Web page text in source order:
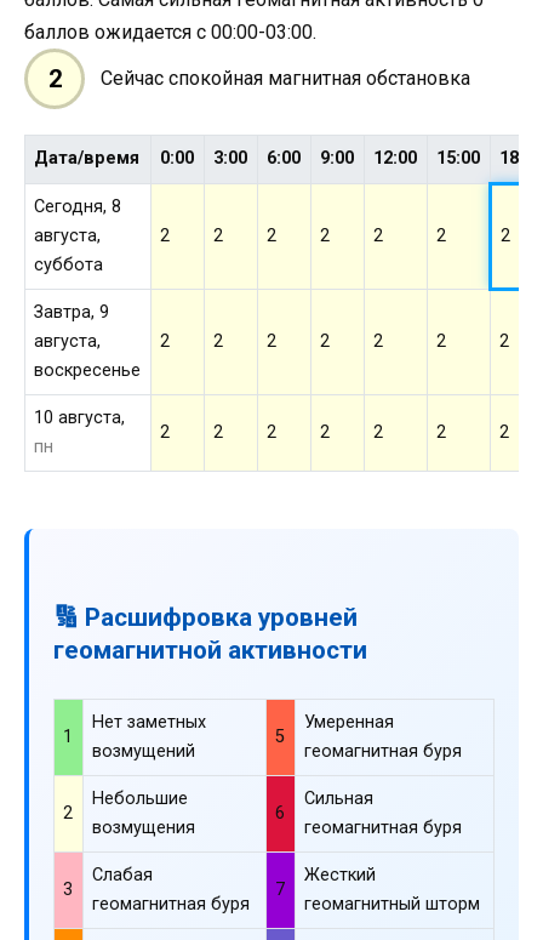
баллов ожидается с 00:00-03:00.
2 Сейчас спокойная магнитная обстановка
Дата/время 0:00 3:00 6:00 9:00 12:00 15:00 18:00
Сегодня, 8
августа,
суббота
2 2 2 2 2 2 2
Завтра, 9
августа,
воскресенье
2 2 2 2 2 2 2
10 августа,
пн
2 2 2 2 2 2 2
🔢 Расшифровка уровней
геомагнитной активности
1
Нет заметных
возмущений
5
Умеренная
геомагнитная буря
2
Небольшие
возмущения
6
Сильная
геомагнитная буря
3
Слабая
геомагнитная буря
7
Жесткий
геомагнитный шторм